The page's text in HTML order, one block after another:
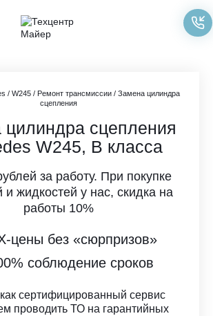
/ W245 / Ремонт трансмиссии / Замена цилиндра
сцепления
сцепления
W245, B класса
за работу. При покупке
и жидкостей у нас, скидка на
работы 10%
цены без «сюрпризов»
соблюдение сроков
сертифицированный сервис
проводить ТО на гарантийных